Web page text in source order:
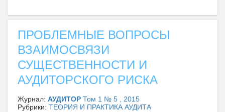
ПРОБЛЕМНЫЕ ВОПРОСЫ
ВЗАИМОСВЯЗИ
СУЩЕСТВЕННОСТИ И
АУДИТОРСКОГО РИСКА
Журнал: АУДИТОР Том 1 № 5 , 2015
Рубрики: ТЕОРИЯ И ПРАКТИКА АУДИТА